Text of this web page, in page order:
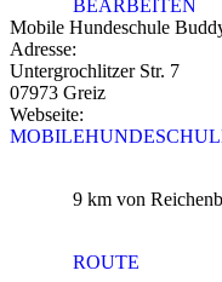
BEARBEITEN
Mobile Hundeschule
Adresse:
Untergrochlitzer Str. 7
07973 Greiz
Webseite:
9 km von
ROUTE